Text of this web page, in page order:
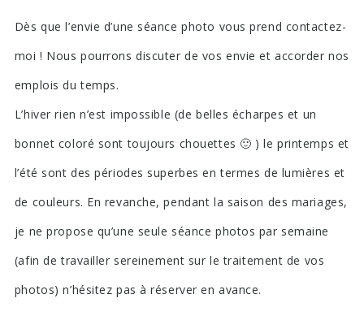
Dès que l’envie d’une séance photo vous prend contactez-
moi ! Nous pourrons discuter de vos envie et accorder nos
emplois du temps.
L’hiver rien n’est impossible (de belles écharpes et un
bonnet coloré sont toujours chouettes 🙂 ) le printemps et
l’été sont des périodes superbes en termes de lumières et
de couleurs. En revanche, pendant la saison des mariages,
je ne propose qu’une seule séance photos par semaine
(afin de travailler sereinement sur le traitement de vos
photos) n’hésitez pas à réserver en avance.